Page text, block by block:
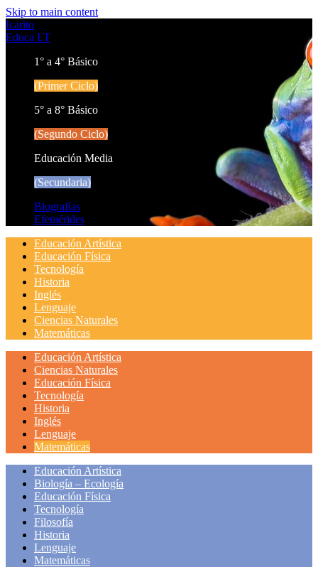
Skip to main content
Icarito
Educa LT
1° a 4° Básico
(Primer Ciclo)
5° a 8° Básico
(Segundo Ciclo)
Educación Media
(Secundaria)
Biografías
Efemérides
Educación Artística
Educación Física
Tecnología
Historia
Inglés
Lenguaje
Ciencias Naturales
Matemáticas
Educación Artística
Ciencias Naturales
Educación Física
Tecnología
Historia
Inglés
Lenguaje
Matemáticas
Educación Artística
Biología – Ecología
Educación Física
Tecnología
Filosofía
Historia
Lenguaje
Matemáticas